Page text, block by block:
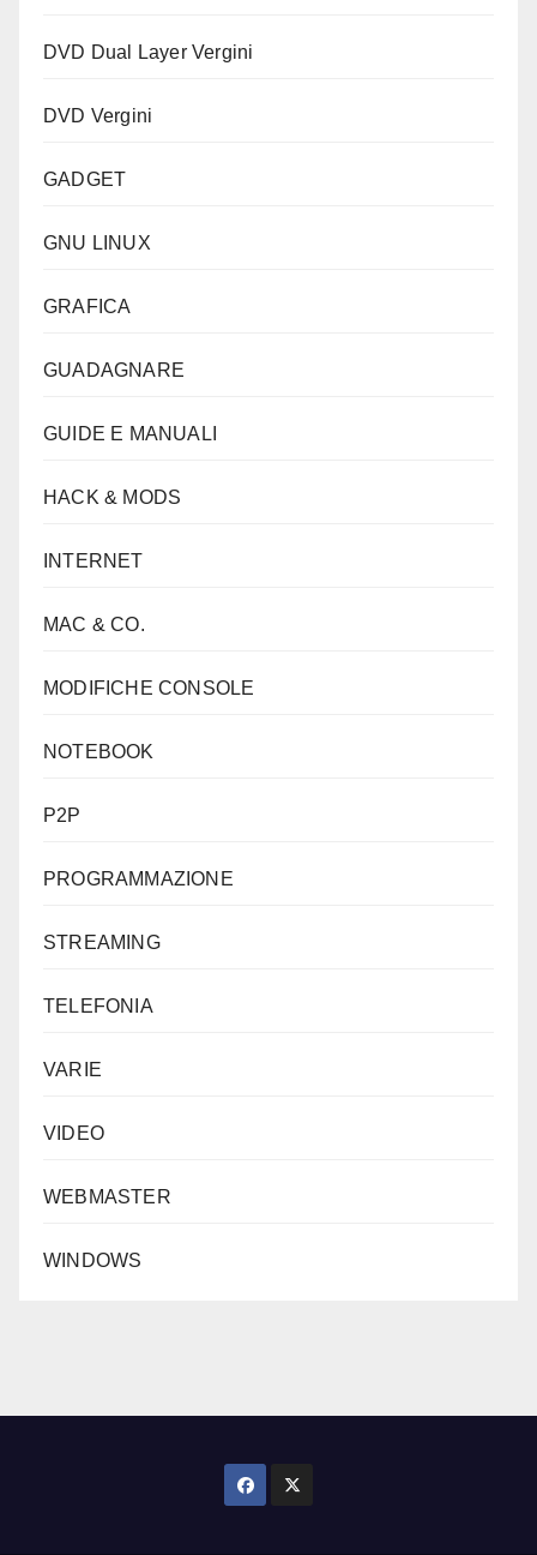
DVD Dual Layer Vergini
DVD Vergini
GADGET
GNU LINUX
GRAFICA
GUADAGNARE
GUIDE E MANUALI
HACK & MODS
INTERNET
MAC & CO.
MODIFICHE CONSOLE
NOTEBOOK
P2P
PROGRAMMAZIONE
STREAMING
TELEFONIA
VARIE
VIDEO
WEBMASTER
WINDOWS